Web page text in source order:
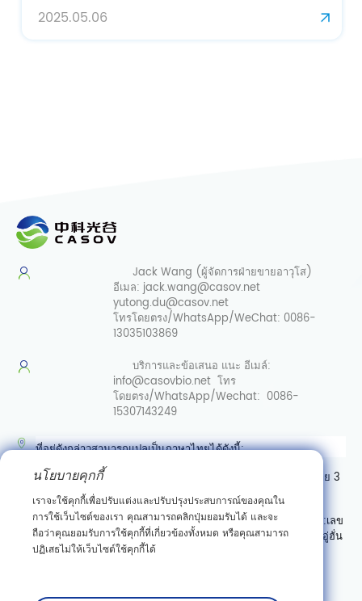
2025.05.06
Jack Wang (ผู้จัดการฝ่ายขายอาวุโส)
อีเมล: jack.wang@casov.net
yutong.du@casov.net
โทรโดยตรง/WhatsApp/WeChat: 0086-
13035103869
บริการและข้อเสนอ แนะ อีเมล์:
info@casovbio.net โทร
โดยตรง/WhatsApp/Wechat: 0086-
15307143249
ที่อยู่ดังกล่าวสามารถแปลเป็นภาษาไทยได้ดังนี้:
ศูนย์นวัตกรรมชีววิทยาสังเคราะห์อู่ฮั่น เลขที่ 89 ถนนเกาเค่อหยวนสาย 3
เขตพัฒนาสินเชื่อเทคโนโลยีใหม่ตงหู อู่ฮั่น มณฑลหูเป่ย์
หรืออาจเขียนแบบมีลำดับที่อยู่ตามแบบไทย (จากเล็กไปใหญ่) ได้เป็น:เลข
ที่ 89 ถนนเกาเค่อหยวนสาย 3 เขตพัฒนาสินเชื่อเทคโนโลยีใหม่ตงหู อู่ฮั่น
มณฑลหูเป่ย์ ศูนย์นวัตกรรมชีววิทยาสังเคราะห์อู่ฮั่น
นโยบายคุกกี้
เราจะใช้คุกกี้เพื่อปรับแต่งและปรับปรุงประสบการณ์ของคุณใน
การใช้เว็บไซต์ของเรา คุณสามารถคลิกปุ่มยอมรับได้ และจะ
ถือว่าคุณยอมรับการใช้คุกกี้ที่เกี่ยวข้องทั้งหมด หรือคุณสามารถ
ปฏิเสธไม่ให้เว็บไซต์ใช้คุกกี้ได้